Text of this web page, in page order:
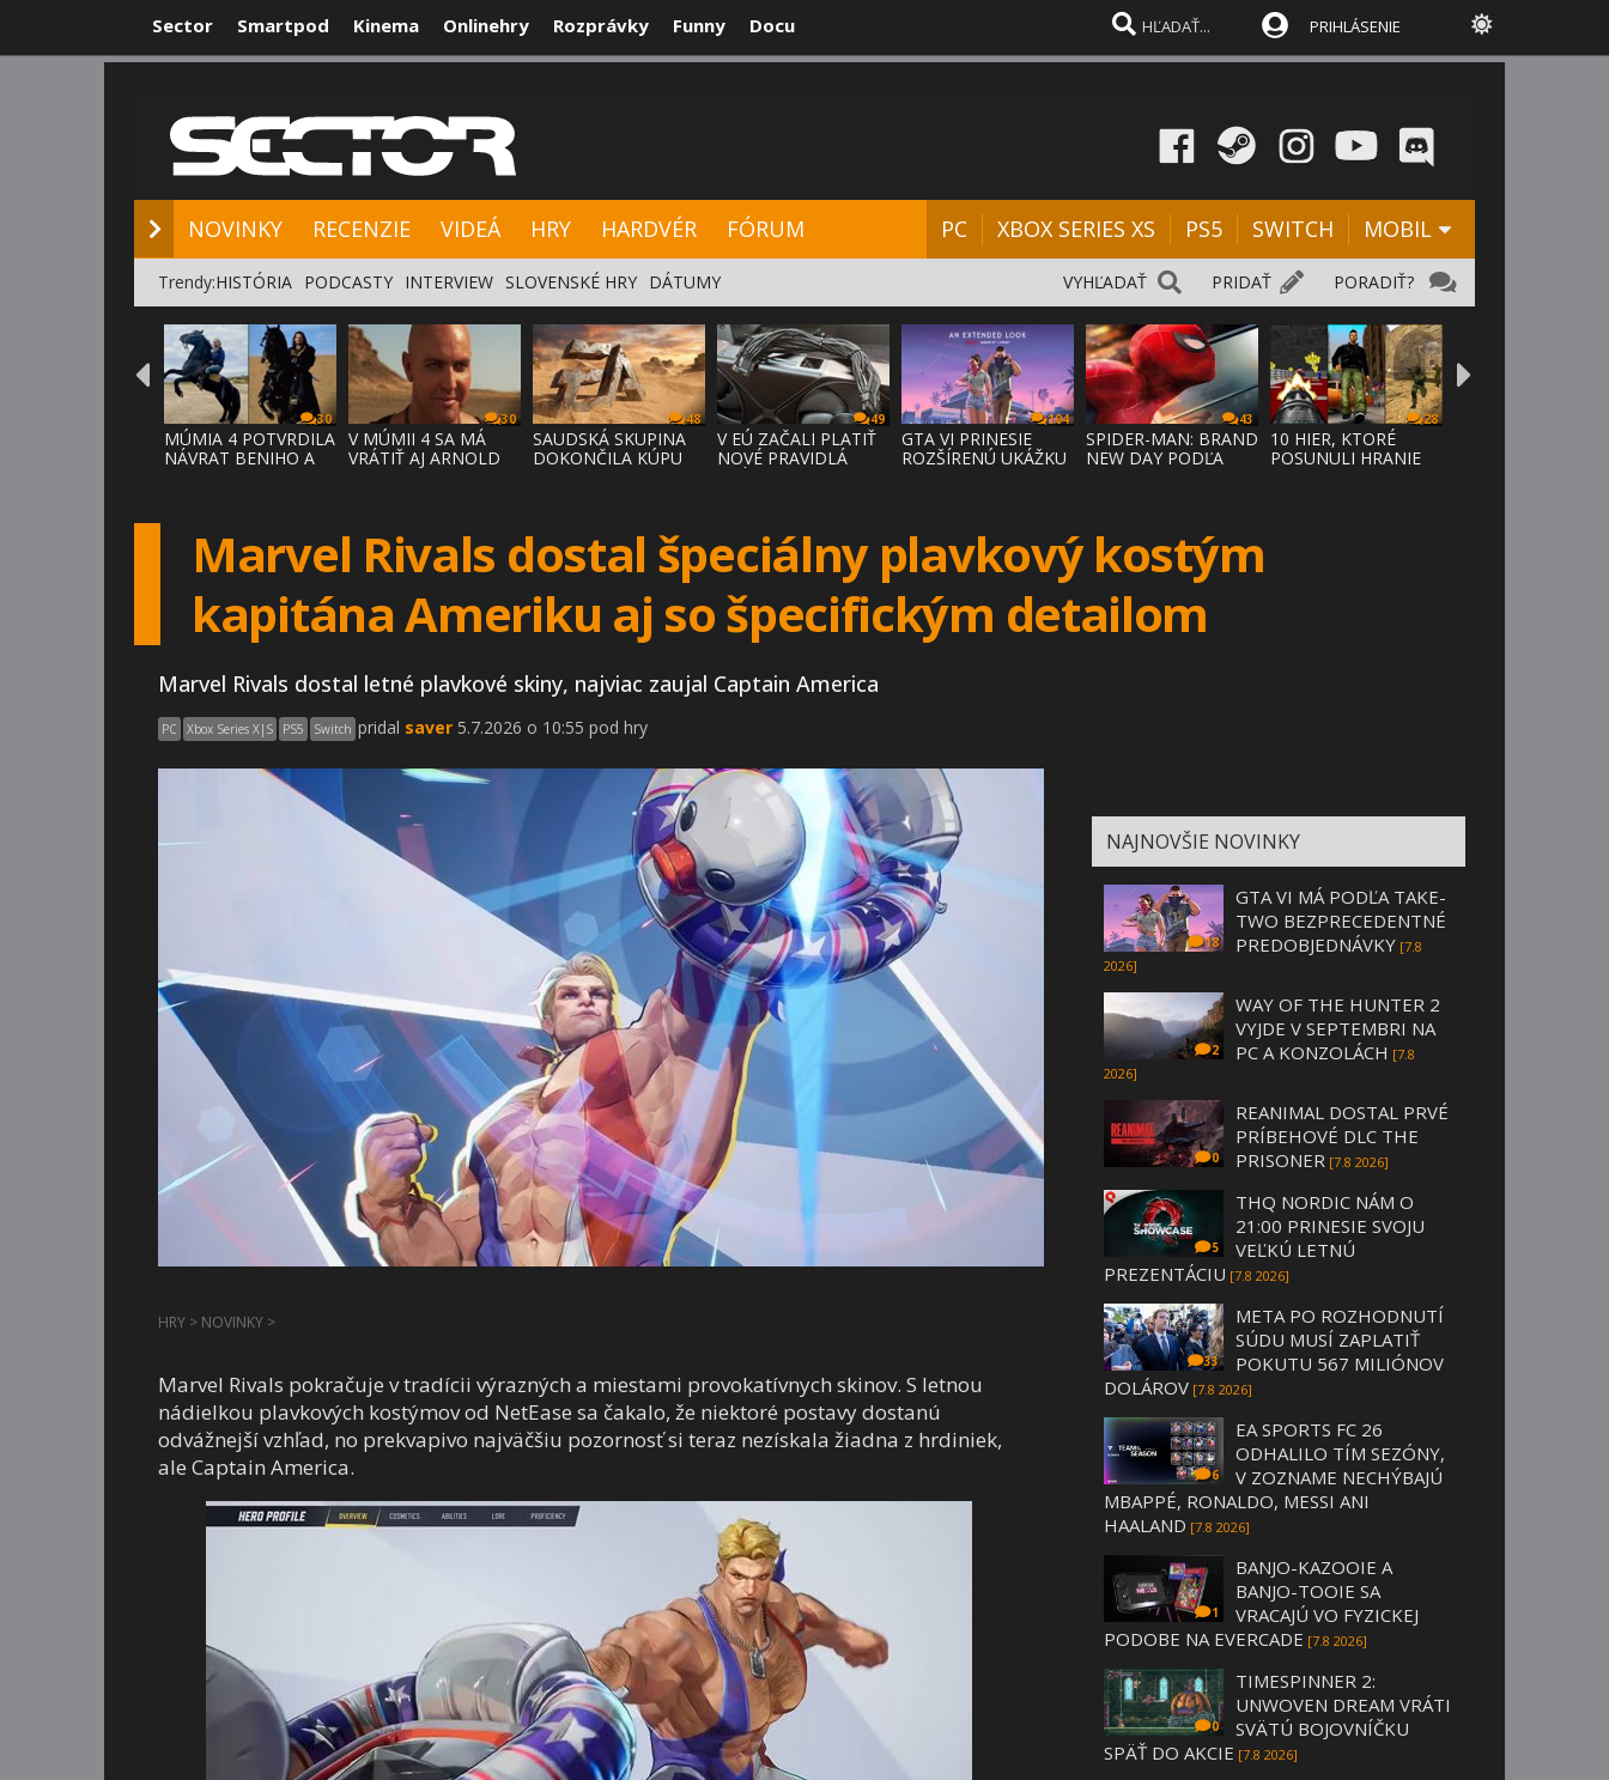
Sector Smartpod Kinema Onlinehry Rozprávky Funny Docu PRIHLÁSENIE
NOVINKY RECENZIE VIDEÁ HRY HARDVÉR FÓRUM PC XBOX SERIES XS PS5 SWITCH MOBIL
PORADIŤ?
PRIDAŤ
VYHĽADAŤ
Trendy:HISTÓRIA PODCASTY INTERVIEW SLOVENSKÉ HRY DÁTUMY
30
MÚMIA 4 POTVRDILA
NÁVRAT BENIHO A
30
V MÚMII 4 SA MÁ
VRÁTIŤ AJ ARNOLD
48
SAUDSKÁ SKUPINA
DOKONČILA KÚPU
49
V EÚ ZAČALI PLATIŤ
NOVÉ PRAVIDLÁ
104
GTA VI PRINESIE
ROZŠÍRENÚ UKÁŽKU
43
SPIDER-MAN: BRAND
NEW DAY PODĽA
28
10 HIER, KTORÉ
POSUNULI HRANIE
Marvel Rivals dostal špeciálny plavkový kostým
kapitána Ameriku aj so špecifickým detailom
Marvel Rivals dostal letné plavkové skiny, najviac zaujal Captain America
PC Xbox Series X|S PS5 Switch pridal saver 5.7.2026 o 10:55 pod hry
HRY > NOVINKY >
Marvel Rivals pokračuje v tradícii výrazných a miestami provokatívnych skinov. S letnou
nádielkou plavkových kostýmov od NetEase sa čakalo, že niektoré postavy dostanú
odvážnejší vzhľad, no prekvapivo najväčšiu pozornosť si teraz nezískala žiadna z hrdiniek,
ale Captain America.
NAJNOVŠIE NOVINKY
18
GTA VI MÁ PODĽA TAKE-
TWO BEZPRECEDENTNÉ
PREDOBJEDNÁVKY [7.8
2026]
2
WAY OF THE HUNTER 2
VYJDE V SEPTEMBRI NA
PC A KONZOLÁCH [7.8
2026]
0
REANIMAL DOSTAL PRVÉ
PRÍBEHOVÉ DLC THE
PRISONER [7.8 2026]
5
THQ NORDIC NÁM O
21:00 PRINESIE SVOJU
VEĽKÚ LETNÚ
PREZENTÁCIU [7.8 2026]
33
META PO ROZHODNUTÍ
SÚDU MUSÍ ZAPLATIŤ
POKUTU 567 MILIÓNOV
DOLÁROV [7.8 2026]
6
EA SPORTS FC 26
ODHALILO TÍM SEZÓNY,
V ZOZNAME NECHÝBAJÚ
MBAPPÉ, RONALDO, MESSI ANI
HAALAND [7.8 2026]
1
BANJO-KAZOOIE A
BANJO-TOOIE SA
VRACAJÚ VO FYZICKEJ
PODOBE NA EVERCADE [7.8 2026]
0
TIMESPINNER 2:
UNWOVEN DREAM VRÁTI
SVÄTÚ BOJOVNÍČKU
SPÄŤ DO AKCIE [7.8 2026]